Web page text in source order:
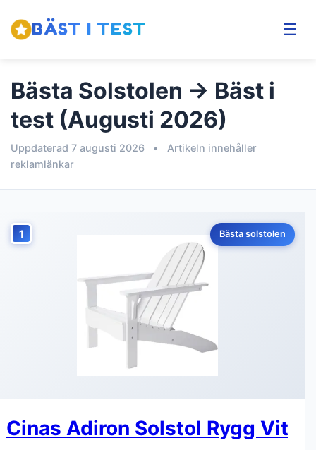
BÄST I TEST ☰
Bästa Solstolen → Bäst i
test (Augusti 2026)
Uppdaterad 7 augusti 2026 •
Artikeln innehåller
reklamlänkar
1 Bästa solstolen
Cinas Adiron Solstol Rygg Vit